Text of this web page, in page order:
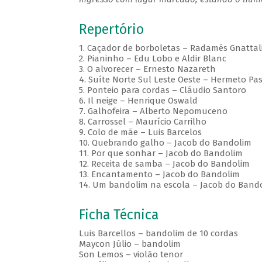
Repertório
1. Caçador de borboletas – Radamés Gnattali
2. Pianinho – Edu Lobo e Aldir Blanc
3. O alvorecer – Ernesto Nazareth
4. Suíte Norte Sul Leste Oeste – Hermeto
5. Ponteio para cordas – Cláudio Santoro
6. Il neige – Henrique Oswald
7. Galhofeira – Alberto Nepomuceno
8. Carrossel – Maurício Carrilho
9. Colo de mãe – Luis Barcelos
10. Quebrando galho – Jacob do Bandolim
11. Por que sonhar – Jacob do Bandolim
12. Receita de samba – Jacob do Bandolim
13. Encantamento – Jacob do Bandolim
14. Um bandolim na escola – Jacob do
Ficha Técnica
Luis Barcellos – bandolim de 10 cordas
Maycon Júlio – bandolim
Son Lemos – violão tenor